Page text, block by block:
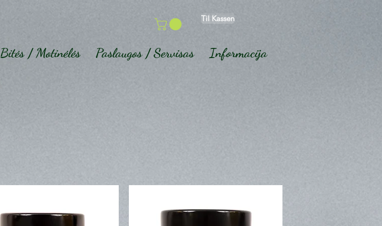
Til Kassen
Bitės / Motinėlės Paslaugos / Servisas Informacija